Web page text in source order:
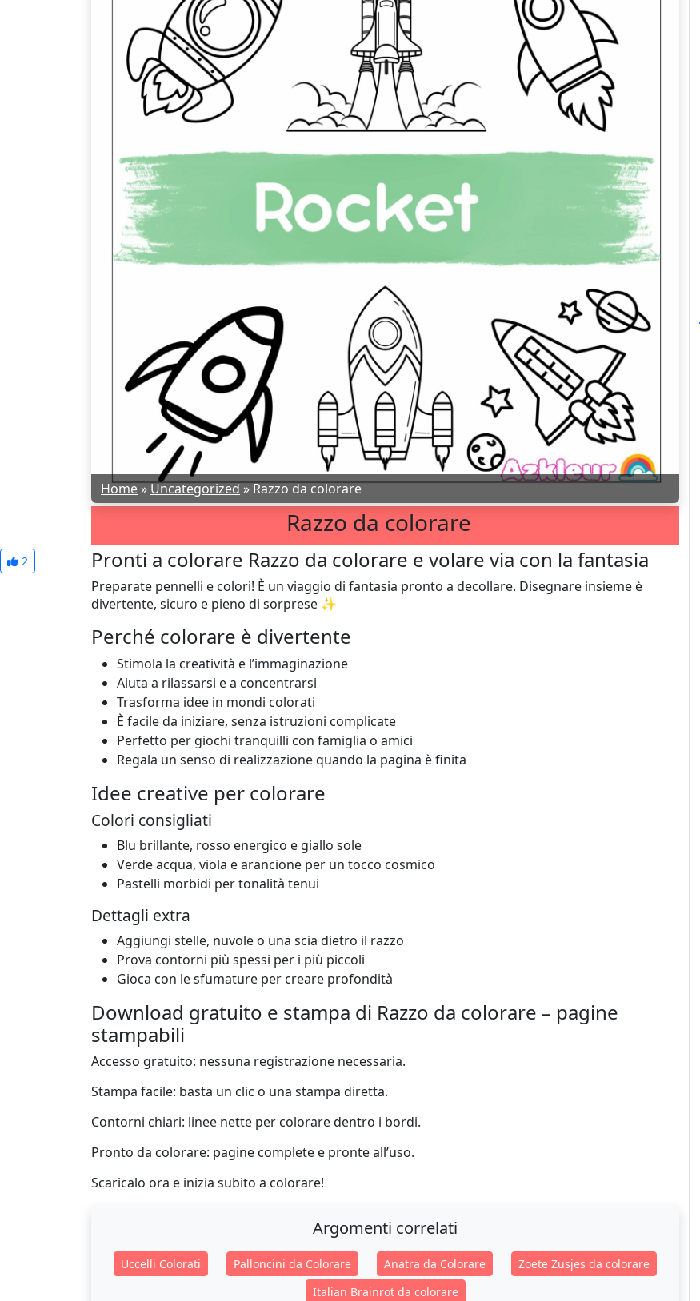
Home»Uncategorized»Razzo da colorare
Razzo da colorare
2 Pronti a colorare Razzo da colorare e volare via con la fantasia
Preparate pennelli e colori! È un viaggio di fantasia pronto a decollare. Disegnare insieme è
divertente, sicuro e pieno di sorprese ✨
Perché colorare è divertente
Stimola la creatività e l’immaginazione
Aiuta a rilassarsi e a concentrarsi
Trasforma idee in mondi colorati
È facile da iniziare, senza istruzioni complicate
Perfetto per giochi tranquilli con famiglia o amici
Regala un senso di realizzazione quando la pagina è finita
Idee creative per colorare
Colori consigliati
Blu brillante, rosso energico e giallo sole
Verde acqua, viola e arancione per un tocco cosmico
Pastelli morbidi per tonalità tenui
Dettagli extra
Aggiungi stelle, nuvole o una scia dietro il razzo
Prova contorni più spessi per i più piccoli
Gioca con le sfumature per creare profondità
Download gratuito e stampa di Razzo da colorare – pagine
stampabili
Accesso gratuito: nessuna registrazione necessaria.
Stampa facile: basta un clic o una stampa diretta.
Contorni chiari: linee nette per colorare dentro i bordi.
Pronto da colorare: pagine complete e pronte all’uso.
Scaricalo ora e inizia subito a colorare!
Argomenti correlati
Uccelli Colorati Palloncini da Colorare Anatra da Colorare
Zoete Zusjes da colorare
Italian Brainrot da colorare
Dieren